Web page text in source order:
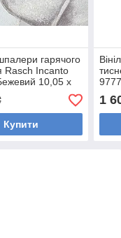
шпалери гарячого
Rasch Incanto
10,05 x
Купити
1